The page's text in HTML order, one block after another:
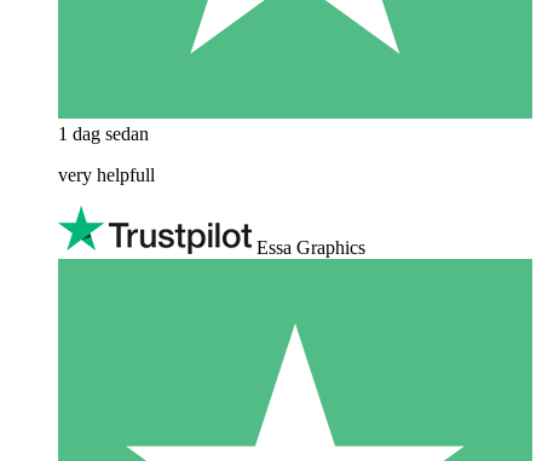
1 dag sedan
very helpfull
Essa Graphics